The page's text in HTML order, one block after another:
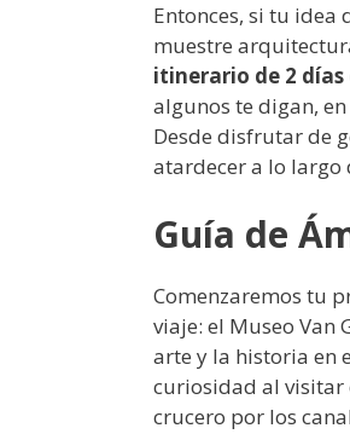
Entonces, si tu idea
muestre
itinerario de 2
algunos te digan,
Desde disfrutar de
atardecer a lo largo
Guía de
Comenzaremos tu
viaje: el Museo Van
arte y la historia en
curiosidad al
crucero por los